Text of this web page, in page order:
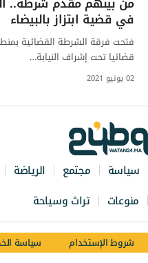
في قضية ابتزاز بالبيضاء
فتحت فرقة الشرطة القضائية
قضائيا تحت إشراف النيابة…
02 يونيو 2021
سياسة مجتمع الرياضة
منوعات
تراث وسياحة
شروط الإستخدام سياسة